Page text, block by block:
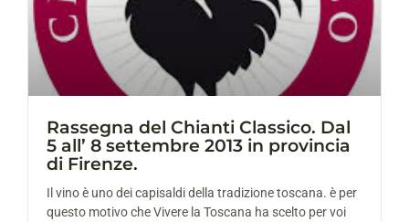
Rassegna del Chianti Classico. Dal
5 all’ 8 settembre 2013 in provincia
di Firenze.
Il vino è uno dei capisaldi della tradizione toscana. è per
questo motivo che Vivere la Toscana ha scelto per voi